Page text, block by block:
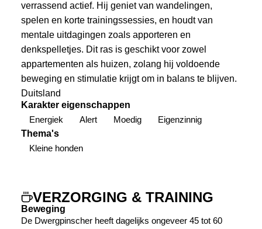
verrassend actief. Hij geniet van wandelingen,
spelen en korte trainingssessies, en houdt van
mentale uitdagingen zoals apporteren en
denkspelletjes. Dit ras is geschikt voor zowel
appartementen als huizen, zolang hij voldoende
beweging en stimulatie krijgt om in balans te blijven.
Duitsland
Karakter eigenschappen
Energiek
Alert Moedig
Eigenzinnig
Thema's
Kleine honden
VERZORGING & TRAINING
Beweging
De Dwergpinscher heeft dagelijks ongeveer 45 tot 60